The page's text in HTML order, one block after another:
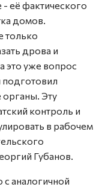
- её фактического
домов.
только
дрова и
это уже вопрос
подготовил
органы. Эту
контроль и
в рабочем
Губанов.
с аналогичной